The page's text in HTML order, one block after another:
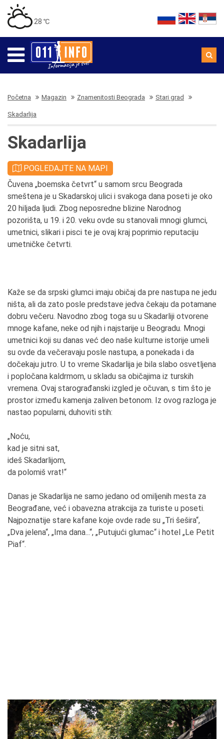
28 ℃
Početna Magazin Znamenitosti Beograda Stari grad
Skadarlija
Skadarlija
POGLEDAJTE NA MAPI
Čuvena „boemska četvrt“ u samom srcu Beograda
smeštena je u Skadarskoj ulici i svakoga dana poseti je oko
20 hiljada ljudi. Zbog neposredne blizine Narodnog
pozorišta, u 19. i 20. veku ovde su stanovali mnogi glumci,
umetnici, slikari i pisci te je ovaj kraj poprimio reputaciju
umetničke četvrti.
Kaže se da srpski glumci imaju običaj da pre nastupa ne jedu
ništa, ali da zato posle predstave jedva čekaju da potamane
dobru večeru. Navodno zbog toga su u Skadarliji otvorene
mnoge kafane, neke od njih i najstarije u Beogradu. Mnogi
umetnici koji su danas već deo naše kulturne istorije umeli
su ovde da večeravaju posle nastupa, a ponekada i da
dočekaju jutro. U to vreme Skadarlija je bila slabo osvetljena
i popločana kaldrmom, u skladu sa običajima iz turskih
vremena. Ovaj starograđanski izgled je očuvan, s tim što je
prostor između kamenja zaliven betonom. Iz ovog razloga je
nastao popularni, duhoviti stih:
„Noću,
kad je sitni sat,
ideš Skadarlijom,
da polomiš vrat!“
Danas je Skadarlija ne samo jedano od omiljenih mesta za
Beograđane, već i obavezna atrakcija za turiste u poseti.
Najpoznatije stare kafane koje ovde rade su „Tri šešira“,
„Dva jelena“, „Ima dana...“, „Putujući glumac“ i hotel „Le Petit
Piaf“.